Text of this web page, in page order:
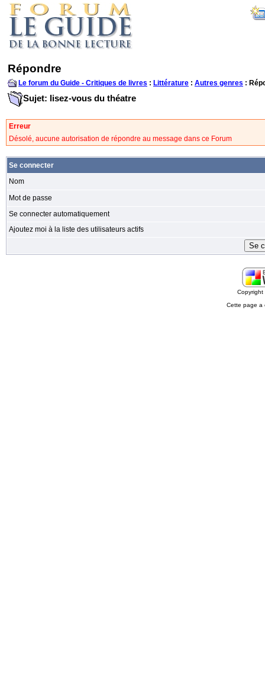
Répondre
Le forum du Guide - Critiques de livres : Littérature : Autres genres :
Sujet: lisez-vous du théatre
Erreur
Désolé, aucune autorisation de répondre au message dans ce Forum
Se connecter
Nom
Mot de passe
Se connecter automatiquement
Ajoutez moi à la liste des utilisateurs actifs
Cette page a